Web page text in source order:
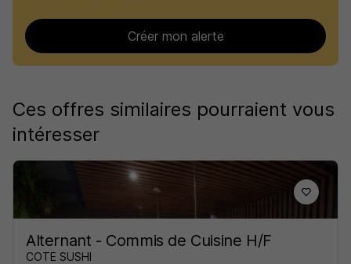
Créer mon alerte
Ces offres similaires pourraient vous
intéresser
Alternant - Commis de Cuisine H/F
COTE SUSHI